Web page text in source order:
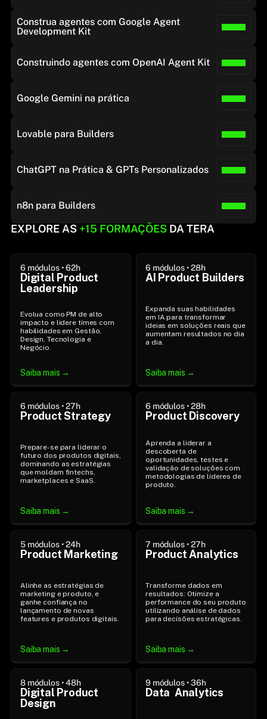
Construa agentes com Google Agent
Development Kit
Construindo agentes com OpenAI Agent Kit
Google Gemini na prática
Lovable para Builders
ChatGPT na Prática & GPTs Personalizados
n8n para Builders
EXPLORE AS +15 FORMAÇÕES DA TERA
Digital Product
Leadership
Evolua como PM de alto
impacto e lidere times com
habilidades em Gestão,
Design, Tecnologia e
Negócio.
6 módulos • 62h
Saiba mais →
AI Product Builders
Expanda suas habilidades
em IA para transformar
ideias em soluções reais que
aumentam resultados no dia
a dia.
6 módulos • 28h
Saiba mais →
Product Strategy
Prepare-se para liderar o
futuro dos produtos digitais,
dominando as estratégias
que moldam fintechs,
marketplaces e SaaS.
6 módulos • 27h
Saiba mais →
Product Discovery
Aprenda a liderar a
descoberta de
oportunidades, testes e
validação de soluções com
metodologias de líderes de
produto.
6 módulos • 28h
Saiba mais →
Product Marketing
Alinhe as estratégias de
marketing e produto, e
ganhe confiança no
lançamento de novas
features e produtos digitais.
5 módulos • 24h
Saiba mais →
Product Analytics
Transforme dados em
resultados: Otimize a
performance do seu produto
utilizando análise de dados
para decisões estratégicas.
7 módulos • 27h
Saiba mais →
Digital Product
Design
8 módulos • 48h
Data  Analytics
9 módulos • 36h